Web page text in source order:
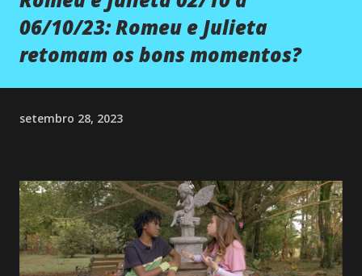
06/10/23: Romeu e Julieta
retomam os bons momentos?
setembro 28, 2023